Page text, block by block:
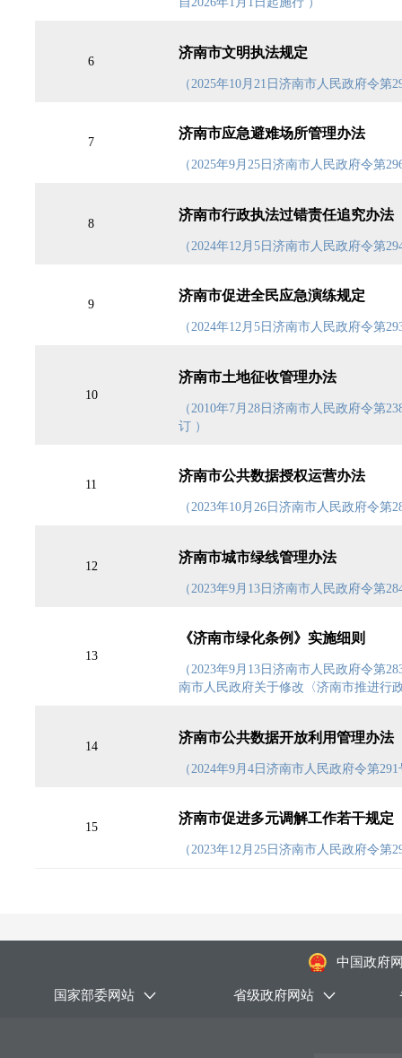
6
济南市文明执法规定
（2025年10月21日济南市人民政府令第
7
济南市应急避难场所管理办法
（2025年9月25日济南市人民政府令第
8
济南市行政执法过错责任追究办法
（2024年12月5日济南市人民政府令第
9
济南市促进全民应急演练规定
（2024年12月5日济南市人民政府令第
10
济南市土地征收管理办法
（2010年7月28日济南市人民政府令第
订 ）
11
济南市公共数据授权运营办法
（2023年10月26日济南市人民政府令第
12
济南市城市绿线管理办法
（2023年9月13日济南市人民政府令第
13
《济南市绿化条例》实施细则
（2023年9月13日济南市人民政府令第
南市人民政府关于修改〈济南市推进行
14
济南市公共数据开放利用管理办法
（2024年9月4日济南市人民政府令第
15
济南市促进多元调解工作若干规定
（2023年12月25日济南市人民政府令第
中国政府
国家部委网站 省级政府网站